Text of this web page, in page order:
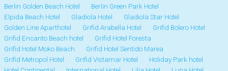
Berlin Golden Beach Hotel
Berlin Green Park Hotel
Elpida Beach Hotel
Gladiola Hotel
Gladiola Star Hotel
Golden Line Aparthotel
Grifid Arabella Hotel
Grifid Bolero Hotel
Grifid Encanto Beach hotel
Grifid Hotel Foresta
Grifid Hotel Moko Beach
Grifid Hotel Sentido Marea
Grifid Metropol Hotel
Grifid Vistamar Hotel
Holiday Park hotel